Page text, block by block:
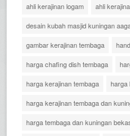
ahli kerajinan logam
ahli
desain kubah masjid kuningan
gambar kerajinan tembaga
harga chafing dish tembaga
harga kerajinan tembaga
harga
harga kerajinan tembaga dan
harga tembaga dan kuningan